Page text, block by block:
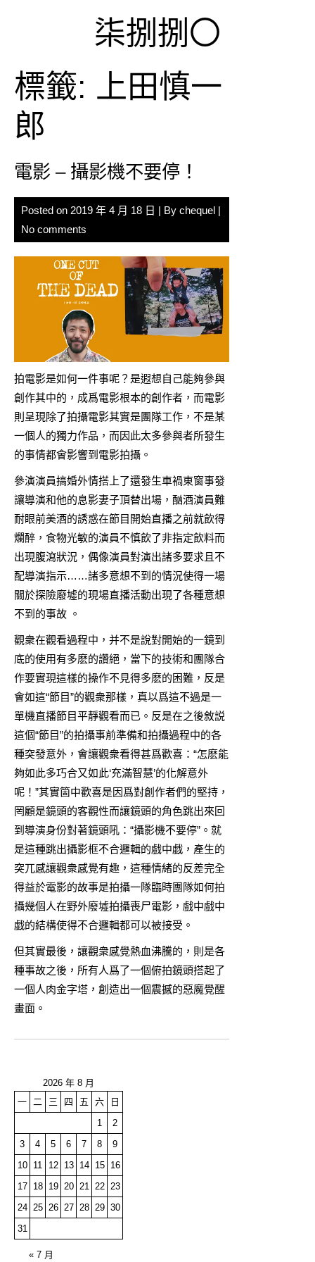
柒捌捌〇
標籤: 上田慎一
郎
電影 – 攝影機不要停！
Posted on 2019 年 4 月 18 日 | By chequel |
No comments
拍電影是如何一件事呢？是遐想自己能夠參與
創作其中的，成爲電影根本的創作者，而電影
則呈現除了拍攝電影其實是團隊工作，不是某
一個人的獨力作品，而因此太多參與者所發生
的事情都會影響到電影拍攝。
參演演員搞婚外情搭上了還發生車禍東窗事發
讓導演和他的息影妻子頂替出場，酗酒演員難
耐眼前美酒的誘惑在節目開始直播之前就飲得
爛醉，食物光敏的演員不慎飲了非指定飲料而
出現腹瀉狀況，偶像演員對演出諸多要求且不
配導演指示……諸多意想不到的情況使得一場
關於探險廢墟的現場直播活動出現了各種意想
不到的事故 。
觀衆在觀看過程中，并不是說對開始的一鏡到
底的使用有多麽的讚絕，當下的技術和團隊合
作要實現這樣的操作不見得多麽的困難，反是
會如這“節目”的觀衆那樣，真以爲這不過是一
單機直播節目平靜觀看而已。反是在之後敘説
這個“節目”的拍攝事前準備和拍攝過程中的各
種突發意外，會讓觀衆看得甚爲歡喜：“怎麽能
夠如此多巧合又如此‘充滿智慧’的化解意外
呢！”其實箇中歡喜是因爲對創作者們的堅持，
罔顧是鏡頭的客觀性而讓鏡頭的角色跳出來回
到導演身份對著鏡頭吼：“攝影機不要停”。就
是這種跳出攝影框不合邏輯的戲中戯，產生的
突兀感讓觀衆感覺有趣，這種情緒的反差完全
得益於電影的故事是拍攝一隊臨時團隊如何拍
攝幾個人在野外廢墟拍攝喪尸電影，戲中戲中
戯的結構使得不合邏輯都可以被接受。
但其實最後，讓觀衆感覺熱血沸騰的，則是各
種事故之後，所有人爲了一個俯拍鏡頭搭起了
一個人肉金字塔，創造出一個震撼的惡魔覺醒
畫面。
2026 年 8 月
一 二 三 四 五 六
日
1
2
3
4 5 6 7 8
9
10
11 12 13 14 15
16
17
18 19 20 21 22 23
24 25 26 27 28 29 30
31
« 7 月